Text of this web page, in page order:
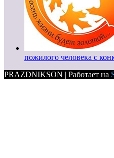
пожилого человека с
PRAZDNIKSON | Работает на